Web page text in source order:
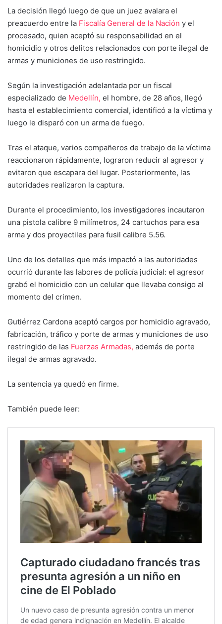
La decisión llegó luego de que un juez avalara el
preacuerdo entre la Fiscalía General de la Nación y el
procesado, quien aceptó su responsabilidad en el
homicidio y otros delitos relacionados con porte ilegal de
armas y municiones de uso restringido.
Según la investigación adelantada por un fiscal
especializado de Medellín, el hombre, de 28 años, llegó
hasta el establecimiento comercial, identificó a la víctima y
luego le disparó con un arma de fuego.
Tras el ataque, varios compañeros de trabajo de la víctima
reaccionaron rápidamente, lograron reducir al agresor y
evitaron que escapara del lugar. Posteriormente, las
autoridades realizaron la captura.
Durante el procedimiento, los investigadores incautaron
una pistola calibre 9 milímetros, 24 cartuchos para esa
arma y dos proyectiles para fusil calibre 5.56.
Uno de los detalles que más impactó a las autoridades
ocurrió durante las labores de policía judicial: el agresor
grabó el homicidio con un celular que llevaba consigo al
momento del crimen.
Gutiérrez Cardona aceptó cargos por homicidio agravado,
fabricación, tráfico y porte de armas y municiones de uso
restringido de las Fuerzas Armadas, además de porte
ilegal de armas agravado.
La sentencia ya quedó en firme.
También puede leer: